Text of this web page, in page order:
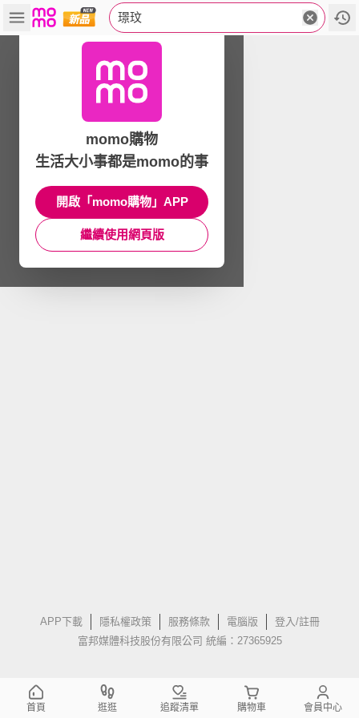
璟玟
APP下載 隱私權政策 服務條款 電腦版
登入/註冊
富邦媒體科技股份有限公司 統編：27365925
momo購物
生活大小事都是momo的事
開啟「momo購物」APP
繼續使用網頁版
首頁 逛逛 追蹤清單 購物車 會員中心